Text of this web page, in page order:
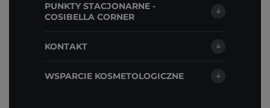
PUNKTY STACJONARNE -
COSIBELLA CORNER
KONTAKT
WSPARCIE KOSMETOLOGICZNE